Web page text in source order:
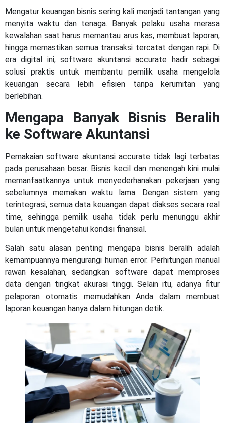
Mengatur keuangan bisnis sering kali menjadi tantangan yang
menyita waktu dan tenaga. Banyak pelaku usaha merasa
kewalahan saat harus memantau arus kas, membuat laporan,
hingga memastikan semua transaksi tercatat dengan rapi. Di
era digital ini, software akuntansi accurate hadir sebagai
solusi praktis untuk membantu pemilik usaha mengelola
keuangan secara lebih efisien tanpa kerumitan yang
berlebihan.
Mengapa Banyak Bisnis Beralih
ke Software Akuntansi
Pemakaian software akuntansi accurate tidak lagi terbatas
pada perusahaan besar. Bisnis kecil dan menengah kini mulai
memanfaatkannya untuk menyederhanakan pekerjaan yang
sebelumnya memakan waktu lama. Dengan sistem yang
terintegrasi, semua data keuangan dapat diakses secara real
time, sehingga pemilik usaha tidak perlu menunggu akhir
bulan untuk mengetahui kondisi finansial.
Salah satu alasan penting mengapa bisnis beralih adalah
kemampuannya mengurangi human error. Perhitungan manual
rawan kesalahan, sedangkan software dapat memproses
data dengan tingkat akurasi tinggi. Selain itu, adanya fitur
pelaporan otomatis memudahkan Anda dalam membuat
laporan keuangan hanya dalam hitungan detik.